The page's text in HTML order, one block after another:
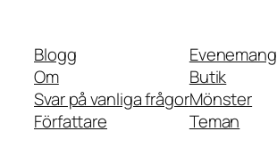
Blogg
Om
Svar på vanliga frågor
Författare
Evenemang
Butik
Mönster
Teman